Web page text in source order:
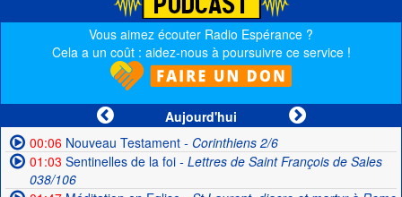
Vous aimez écouter Radio Espérance ?
Cela a un coût : aidez-nous à poursuivre ce service !
Aujourd'hui
00:06Nouveau Testament- Corinthiens 2/6
01:03 Sentinelles de la foi- Lettres de Saint François de Sales
038/106